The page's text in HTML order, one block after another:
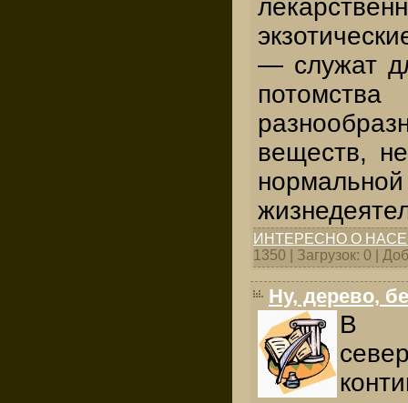
— служат
веществ,
нормальной
ИНТЕРЕСНО О
1350 | Загрузок: 0 |
Ну, дерево,
В